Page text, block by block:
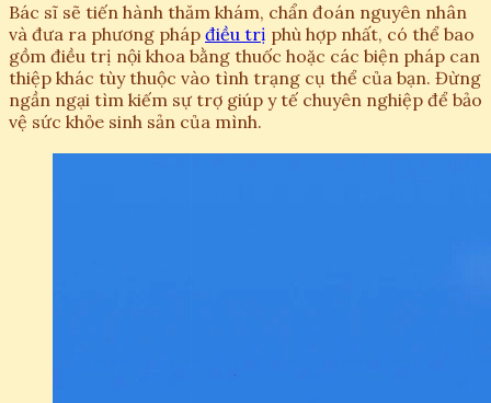
Bác sĩ sẽ tiến hành thăm khám, chẩn đoán nguyên nhân
và đưa ra phương pháp điều trị phù hợp nhất, có thể bao
gồm điều trị nội khoa bằng thuốc hoặc các biện pháp can
thiệp khác tùy thuộc vào tình trạng cụ thể của bạn. Đừng
ngần ngại tìm kiếm sự trợ giúp y tế chuyên nghiệp để bảo
vệ sức khỏe sinh sản của mình.